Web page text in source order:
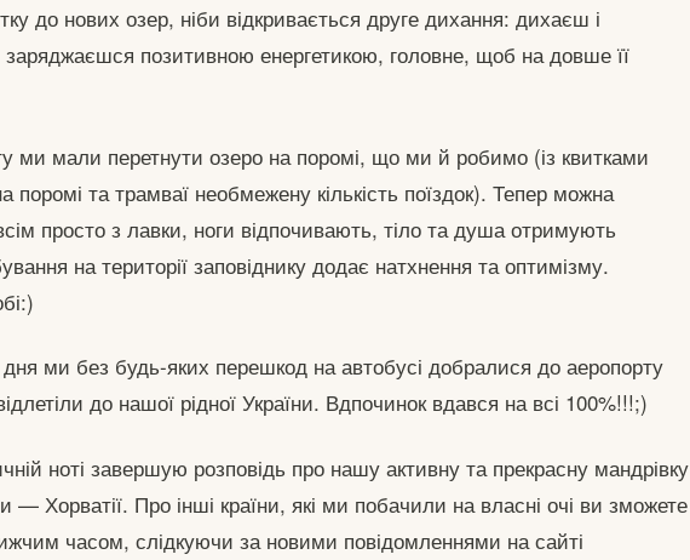
до нових озер, ніби відкривається друге дихання: дихаєш і
позитивною енергетикою, головне, щоб на довше її
ми мали перетнути озеро на поромі, що ми й робимо (із квитками
поромі та трамваї необмежену кількість поїздок). Тепер можна
просто з лавки, ноги відпочивають, тіло та душа отримують
на території заповіднику додає натхнення та оптимізму.
ми без будь-яких перешкод на автобусі добралися до аеропорту
до нашої рідної України. Вдпочинок вдався на всі 100%!!!;)
ноті завершую розповідь про нашу активну та прекрасну мандрівку
— Хорватії. Про інші країни, які ми побачили на власні очі ви зможете
часом, слідкуючи за новими повідомленнями на сайті